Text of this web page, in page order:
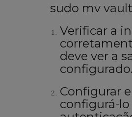
sudo mv
Verificar a
deve ver a
configurado.
Configurar
configurá-